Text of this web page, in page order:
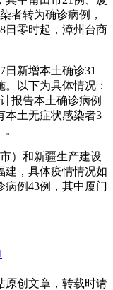
者转为确诊病例，
日零时起，漳州台商
日新增本土确诊31
以下为具体情况：
报告本土确诊病例
本土无症状感染者3
）和新疆生产建设
建，具体疫情情况如
例43例，其中厦门
原创文章，转载时请